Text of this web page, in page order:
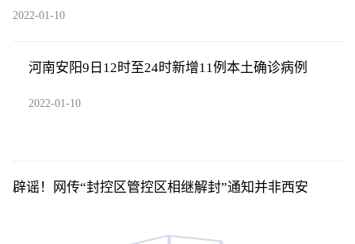
2022-01-10
河南安阳9日12时至24时新增11例本土确诊病例
2022-01-10
辟谣！网传“封控区管控区相继解封”通知并非西安